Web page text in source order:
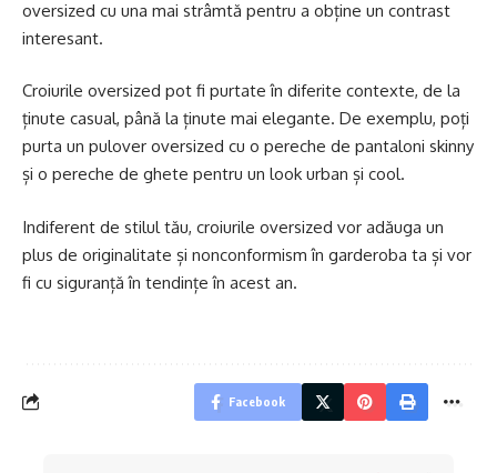
oversized cu una mai strâmtă pentru a obține un contrast
interesant.
Croiurile oversized pot fi purtate în diferite contexte, de la
ținute casual, până la ținute mai elegante. De exemplu, poți
purta un pulover oversized cu o pereche de pantaloni skinny
și o pereche de ghete pentru un look urban și cool.
Indiferent de stilul tău, croiurile oversized vor adăuga un
plus de originalitate și nonconformism în garderoba ta și vor
fi cu siguranță în tendințe în acest an.
Facebook